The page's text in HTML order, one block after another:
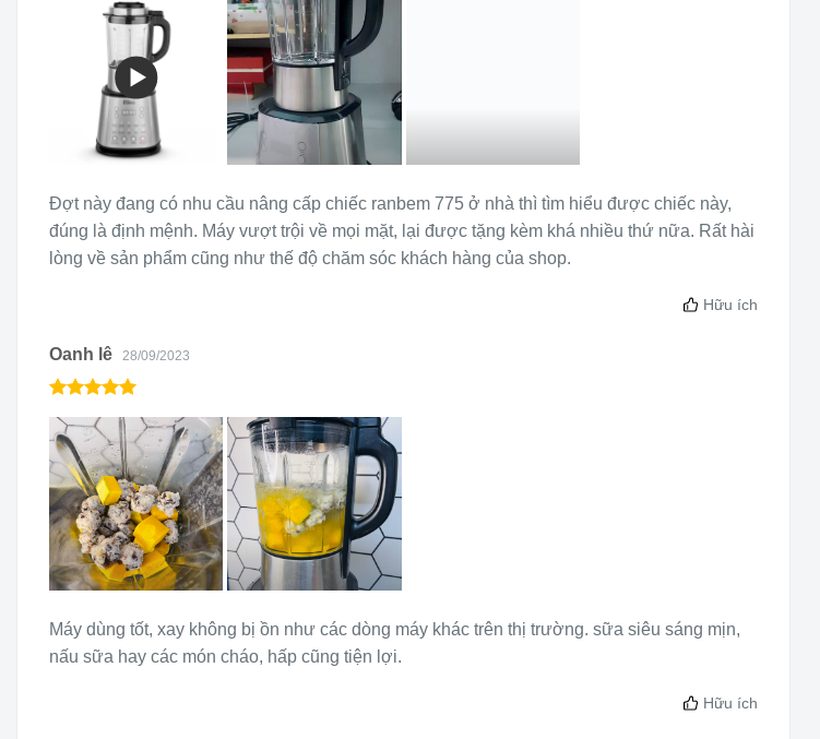
Đợt này đang có nhu cầu nâng cấp chiếc ranbem 775 ở nhà thì tìm hiểu được chiếc này,
đúng là định mệnh. Máy vượt trội về mọi mặt, lại được tặng kèm khá nhiều thứ nữa. Rất hài
lòng về sản phẩm cũng như thế độ chăm sóc khách hàng của shop.
Hữu ích
Oanh lê 28/09/2023
Máy dùng tốt, xay không bị ồn như các dòng máy khác trên thị trường. sữa siêu sáng mịn,
nấu sữa hay các món cháo, hấp cũng tiện lợi.
Hữu ích